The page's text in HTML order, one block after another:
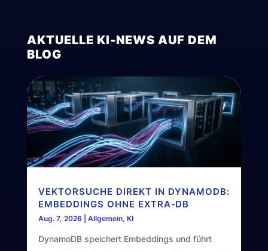
AKTUELLE KI-NEWS AUF DEM
BLOG
VEKTORSUCHE DIREKT IN DYNAMODB:
EMBEDDINGS OHNE EXTRA‑DB
Aug. 7, 2026 Allgemein, KI
DynamoDB speichert Embeddings und führt